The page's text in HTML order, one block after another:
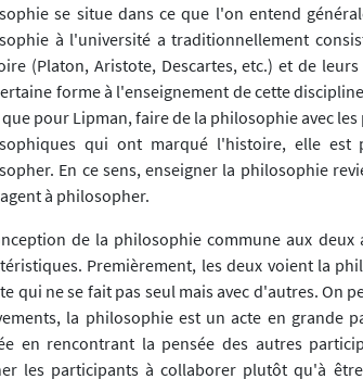
se situe dans ce que l'on entend
à l'université a traditionnellement
(Platon, Aristote, Descartes, etc.) et de
forme à l'enseignement de cette
que pour Lipman, faire de la philosophie avec
qui ont marqué l'histoire, elle est
En ce sens, enseigner la philosophie
à philosopher.
de la philosophie commune aux
Premièrement, les deux voient la
qui ne se fait pas seul mais avec d'autres. On
la philosophie est un acte en grande
en rencontrant la pensée des autres
les participants à collaborer plutôt qu'à